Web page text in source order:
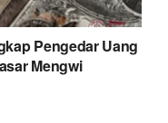
Pengedar Uang
Mengwi